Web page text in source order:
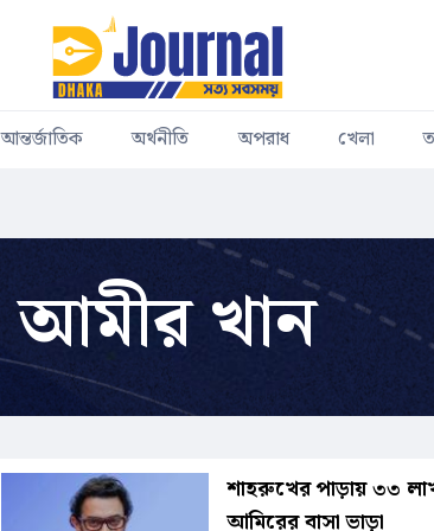
আন্তর্জাতিক অর্থনীতি অপরাধ খেলা
আমীর খান
শাহরুখের পাড়ায় ৩৩
আমিরের বাসা ভাড়া